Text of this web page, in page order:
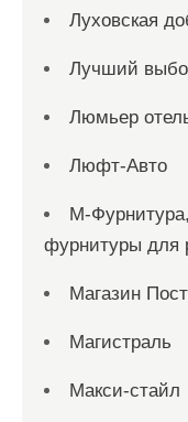
Луховская
Лучший
Люмьер
Люфт-Авто
М-
фурнитуры для
Магазин
Магистраль
Макси-стайл